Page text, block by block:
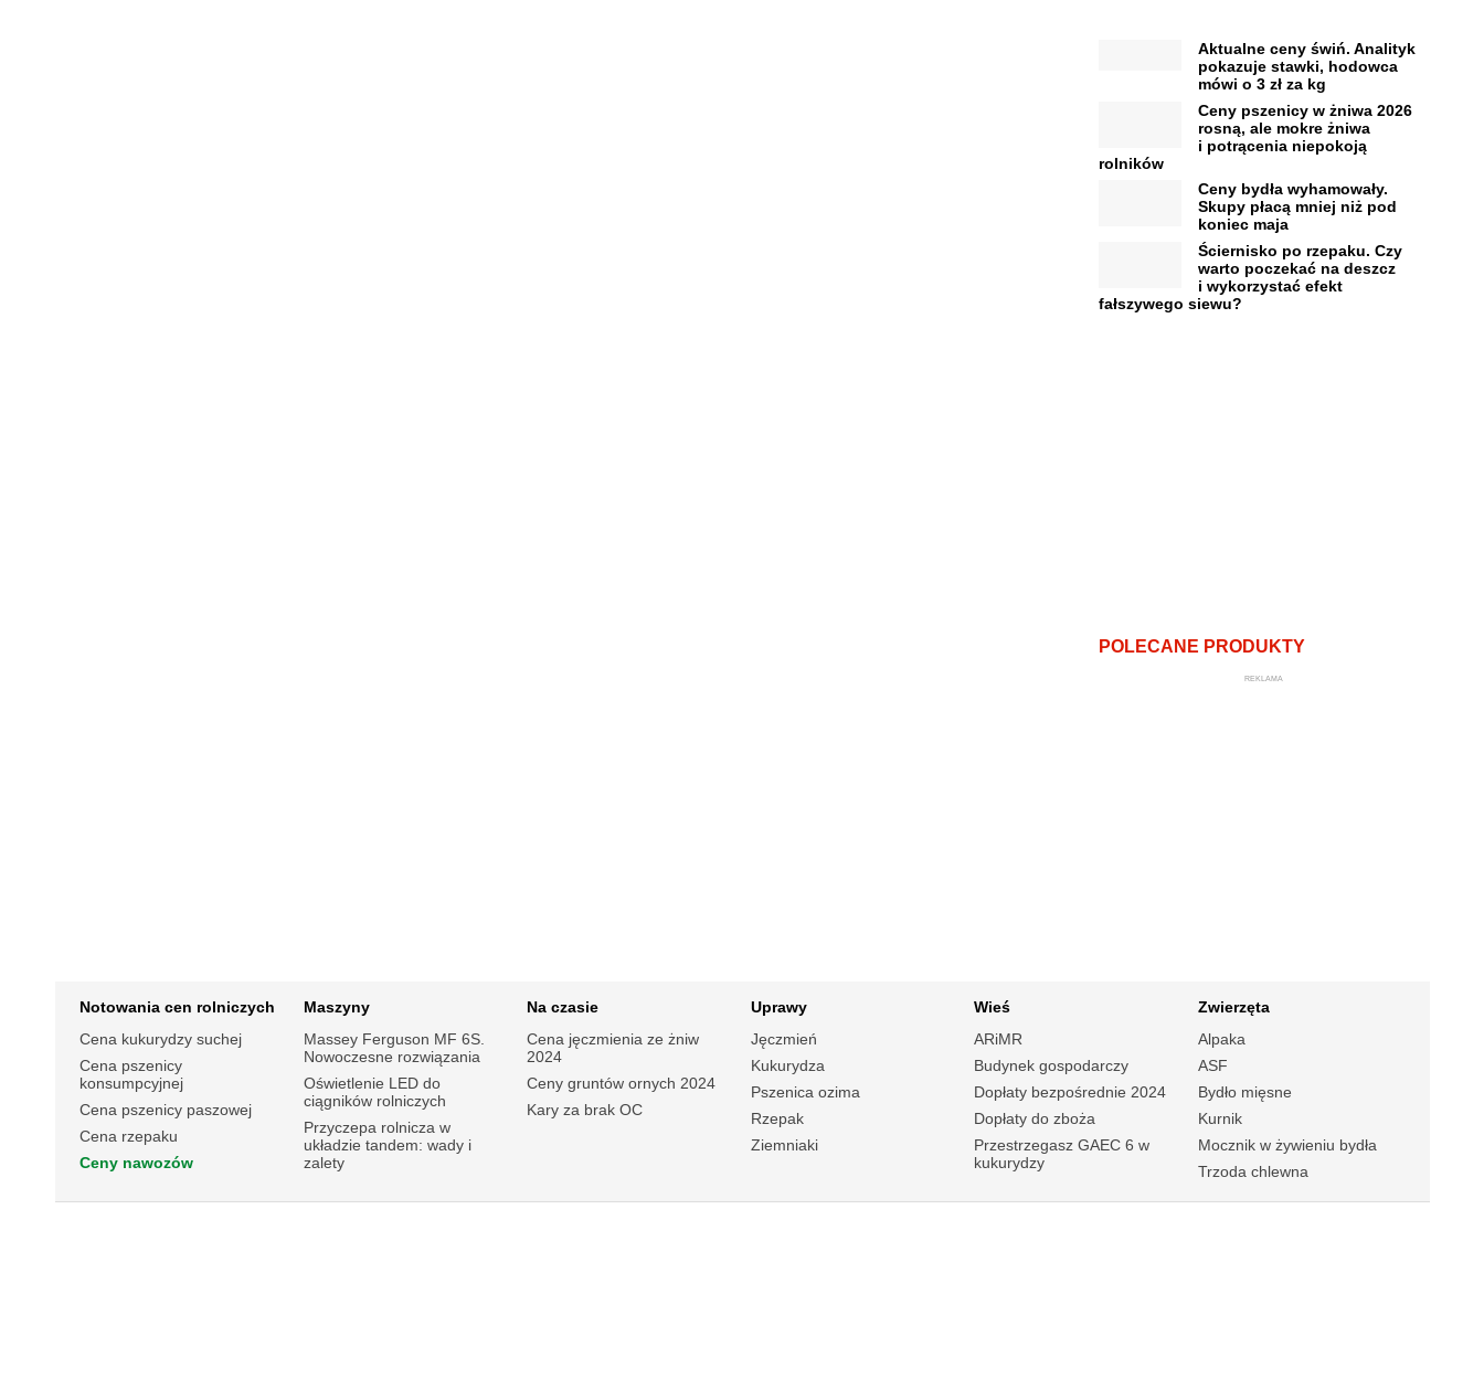
Aktualne ceny świń. Analityk
pokazuje stawki, hodowca
mówi o 3 zł za kg
Ceny pszenicy w żniwa 2026
rosną, ale mokre żniwa
i potrącenia niepokoją
rolników
Ceny bydła wyhamowały.
Skupy płacą mniej niż pod
koniec maja
Ściernisko po rzepaku. Czy
warto poczekać na deszcz
i wykorzystać efekt
fałszywego siewu?
POLECANE PRODUKTY
REKLAMA
Notowania cen rolniczych
Cena kukurydzy suchej
Cena pszenicy
konsumpcyjnej
Cena pszenicy paszowej
Cena rzepaku
Ceny nawozów
Maszyny
Massey Ferguson MF 6S.
Nowoczesne rozwiązania
Oświetlenie LED do
ciągników rolniczych
Przyczepa rolnicza w
układzie tandem: wady i
zalety
Na czasie
Cena jęczmienia ze żniw
2024
Ceny gruntów ornych 2024
Kary za brak OC
Uprawy
Jęczmień
Kukurydza
Pszenica ozima
Rzepak
Ziemniaki
Wieś
ARiMR
Budynek gospodarczy
Dopłaty bezpośrednie 2024
Dopłaty do zboża
Przestrzegasz GAEC 6 w
kukurydzy
Zwierzęta
Alpaka
ASF
Bydło mięsne
Kurnik
Mocznik w żywieniu bydła
Trzoda chlewna